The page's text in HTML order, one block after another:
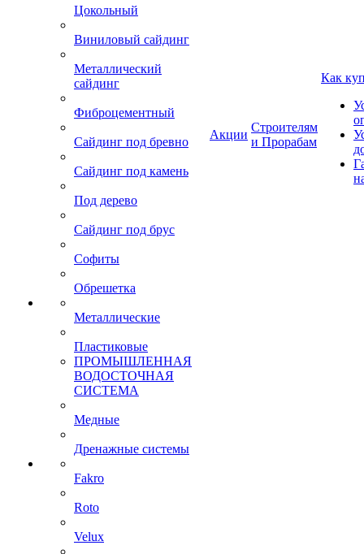
Цокольный
Виниловый сайдинг
Металлический
сайдинг
Фиброцементный
Сайдинг под бревно
Сайдинг под камень
Под дерево
Сайдинг под брус
Софиты
Обрешетка
Металлические
Пластиковые
ПРОМЫШЛЕННАЯ
ВОДОСТОЧНАЯ
СИСТЕМА
Медные
Дренажные системы
Fakro
Roto
Velux
Акции
Строителям
и Прорабам
Как